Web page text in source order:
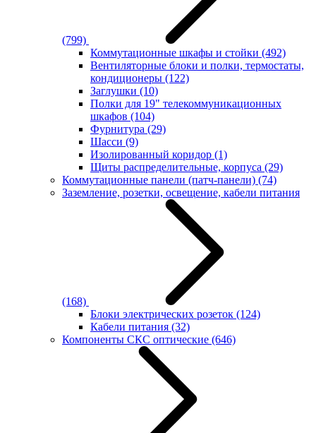
(799)
Коммутационные шкафы и стойки (492)
Вентиляторные блоки и полки, термостаты,
кондиционеры (122)
Заглушки (10)
Полки для 19" телекоммуникационных
шкафов (104)
Фурнитура (29)
Шасси (9)
Изолированный коридор (1)
Щиты распределительные, корпуса (29)
Коммутационные панели (патч-панели) (74)
Заземление, розетки, освещение, кабели питания
(168)
Блоки электрических розеток (124)
Кабели питания (32)
Компоненты СКС оптические (646)